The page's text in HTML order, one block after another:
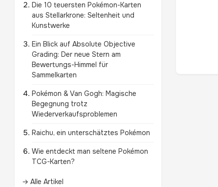
Die 10 teuersten Pokémon-Karten
aus Stellarkrone: Seltenheit und
Kunstwerke
Ein Blick auf Absolute Objective
Grading: Der neue Stern am
Bewertungs-Himmel für
Sammelkarten
Pokémon & Van Gogh: Magische
Begegnung trotz
Wiederverkaufsproblemen
Raichu, ein unterschätztes Pokémon
Wie entdeckt man seltene Pokémon
TCG-Karten?
→ Alle Artikel